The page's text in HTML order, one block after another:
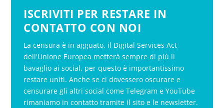
ISCRIVITI PER RESTARE IN
CONTATTO CON NOI
La censura è in agguato, il Digital Services Act
dell'Unione Europea metterà sempre di più il
bavaglio ai social, per questo è importantissimo
restare uniti. Anche se ci dovessero oscurare e
censurare gli altri social come Telegram e YouTube
rimaniamo in contatto tramite il sito e le newsletter.